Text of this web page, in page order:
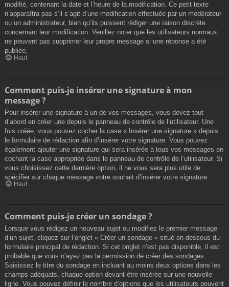
modifié, contenant la date et l’heure de la modification. Ce petit texte
n’apparaîtra pas s’il s’agit d’une modification effectuée par un modérateur
ou un administrateur, bien qu’ils puissent rédiger une raison discrète
concernant leur modification. Veuillez noter que les utilisateurs normaux
ne peuvent pas supprimer leur propre message si une réponse a été
publiée.
Haut
Comment puis-je insérer une signature à mon
message ?
Pour insérer une signature à un de vos messages, vous devez tout
d’abord en créer une depuis le panneau de contrôle de l’utilisateur. Une
fois créée, vous pouvez cocher la case « Insérer une signature » depuis
le formulaire de rédaction afin d’insérer votre signature. Vous pouvez
également ajouter une signature qui sera insérée à tous vos messages en
cochant la case appropriée dans le panneau de contrôle de l’utilisateur. Si
vous choisissez cette dernière option, il ne vous sera plus utile de
spécifier sur chaque message votre souhait d’insérer votre signature.
Haut
Comment puis-je créer un sondage ?
Lorsque vous rédigez un nouveau sujet ou modifiez le premier message
d’un sujet, cliquez sur l’onglet « Créer un sondage » situé en-dessous du
formulaire principal de rédaction. Si cet onglet n’est pas disponible, il est
probable que vous n’ayez pas la permission de créer des sondages.
Saisissez le titre du sondage en incluant au moins deux options dans les
champs adéquats, chaque option devant être insérée sur une nouvelle
ligne. Vous pouvez définir le nombre d’options que les utilisateurs peuvent